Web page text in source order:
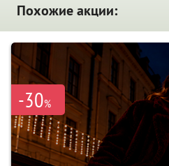
Похожие акции:
-30%